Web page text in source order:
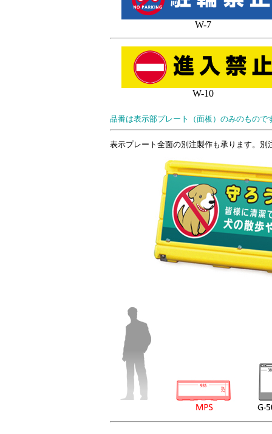
W-7
W-10
品番は表示部プレート（面板）のみのもの
表示プレート全面の別注製作も承ります。